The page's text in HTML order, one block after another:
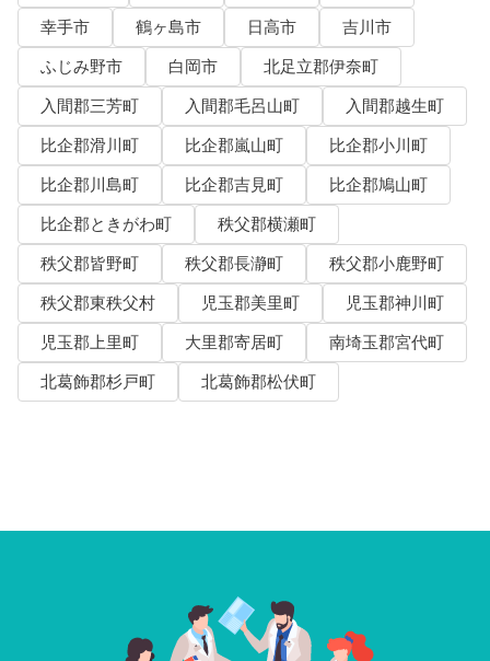
幸手市
鶴ヶ島市 日高市
吉川市
ふじみ野市
白岡市
北足立郡伊奈町
入間郡三芳町
入間郡毛呂山町
入間郡越生町
比企郡滑川町
比企郡嵐山町
比企郡小川町
比企郡川島町
比企郡吉見町
比企郡鳩山町
比企郡ときがわ町
秩父郡横瀬町
秩父郡皆野町
秩父郡長瀞町
秩父郡小鹿野町
秩父郡東秩父村
児玉郡美里町
児玉郡神川町
児玉郡上里町
大里郡寄居町
南埼玉郡宮代町
北葛飾郡杉戸町
北葛飾郡松伏町